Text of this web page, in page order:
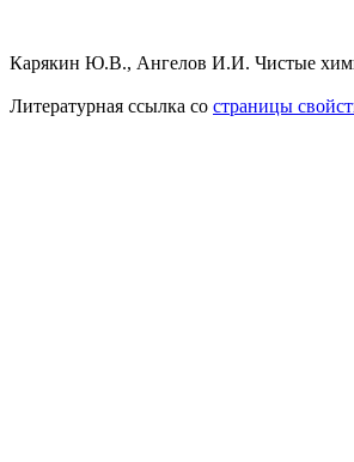
Карякин Ю.В., Ангелов И.И. Чистые
Литературная ссылка со страницы